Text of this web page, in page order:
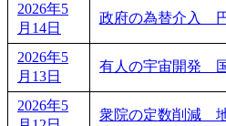
2026年5
月14日
政府の為替介入
2026年5
月13日
有人の宇宙開発
2026年5
衆院の定数削減